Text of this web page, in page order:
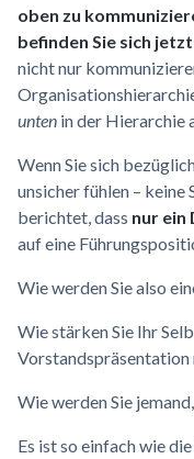
oben zu
befinden Sie sich
nicht nur
unten in der Hierarchie
Wenn Sie sich
unsicher fühlen – keine
berichtet, dass nur ein
auf eine
Wie werden Sie also
Wie stärken Sie Ihr
Wie werden Sie
Es ist so einfach wie